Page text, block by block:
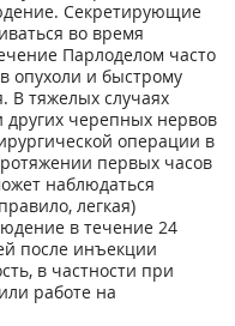
Секретирующие
во время
Парлоделом часто
опухоли и быстрому
В тяжелых случаях
других черепных нервов
операции в
первых часов
наблюдаться
легкая)
в течение 24
после инъекции
в частности при
работе на